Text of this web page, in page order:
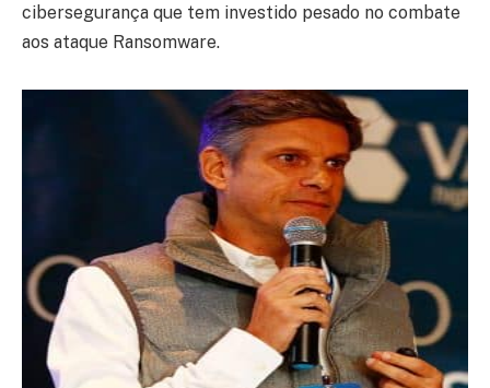
cibersegurança que tem investido pesado no combate
aos ataque Ransomware.